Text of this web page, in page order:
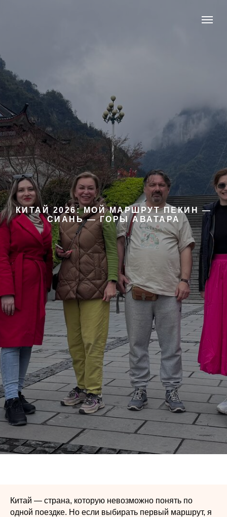
КИТАЙ 2026: МОЙ МАРШРУТ ПЕКИН —
СИАНЬ — ГОРЫ АВАТАРА
Китай — страна, которую невозможно понять по
одной поездке. Но если выбирать первый маршрут, я